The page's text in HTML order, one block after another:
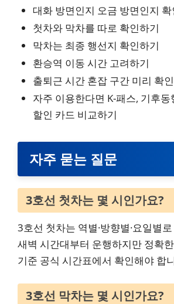
대화 방면인지 오금 방면인지 확
첫차와 막차를 따로 확인하기
막차는 최종 행선지 확인하기
환승역 이동 시간 고려하기
출퇴근 시간 혼잡 구간 미리 확
자주 이용한다면 K-패스, 기후동
할인 카드 비교하기
자주 묻는 질문
3호선 첫차는 몇 시인가요?
3호선 첫차는 역별·방향별·요일별
새벽 시간대부터 운행하지만 정확
기준 공식 시간표에서 확인해야 합
3호선 막차는 몇 시인가요?